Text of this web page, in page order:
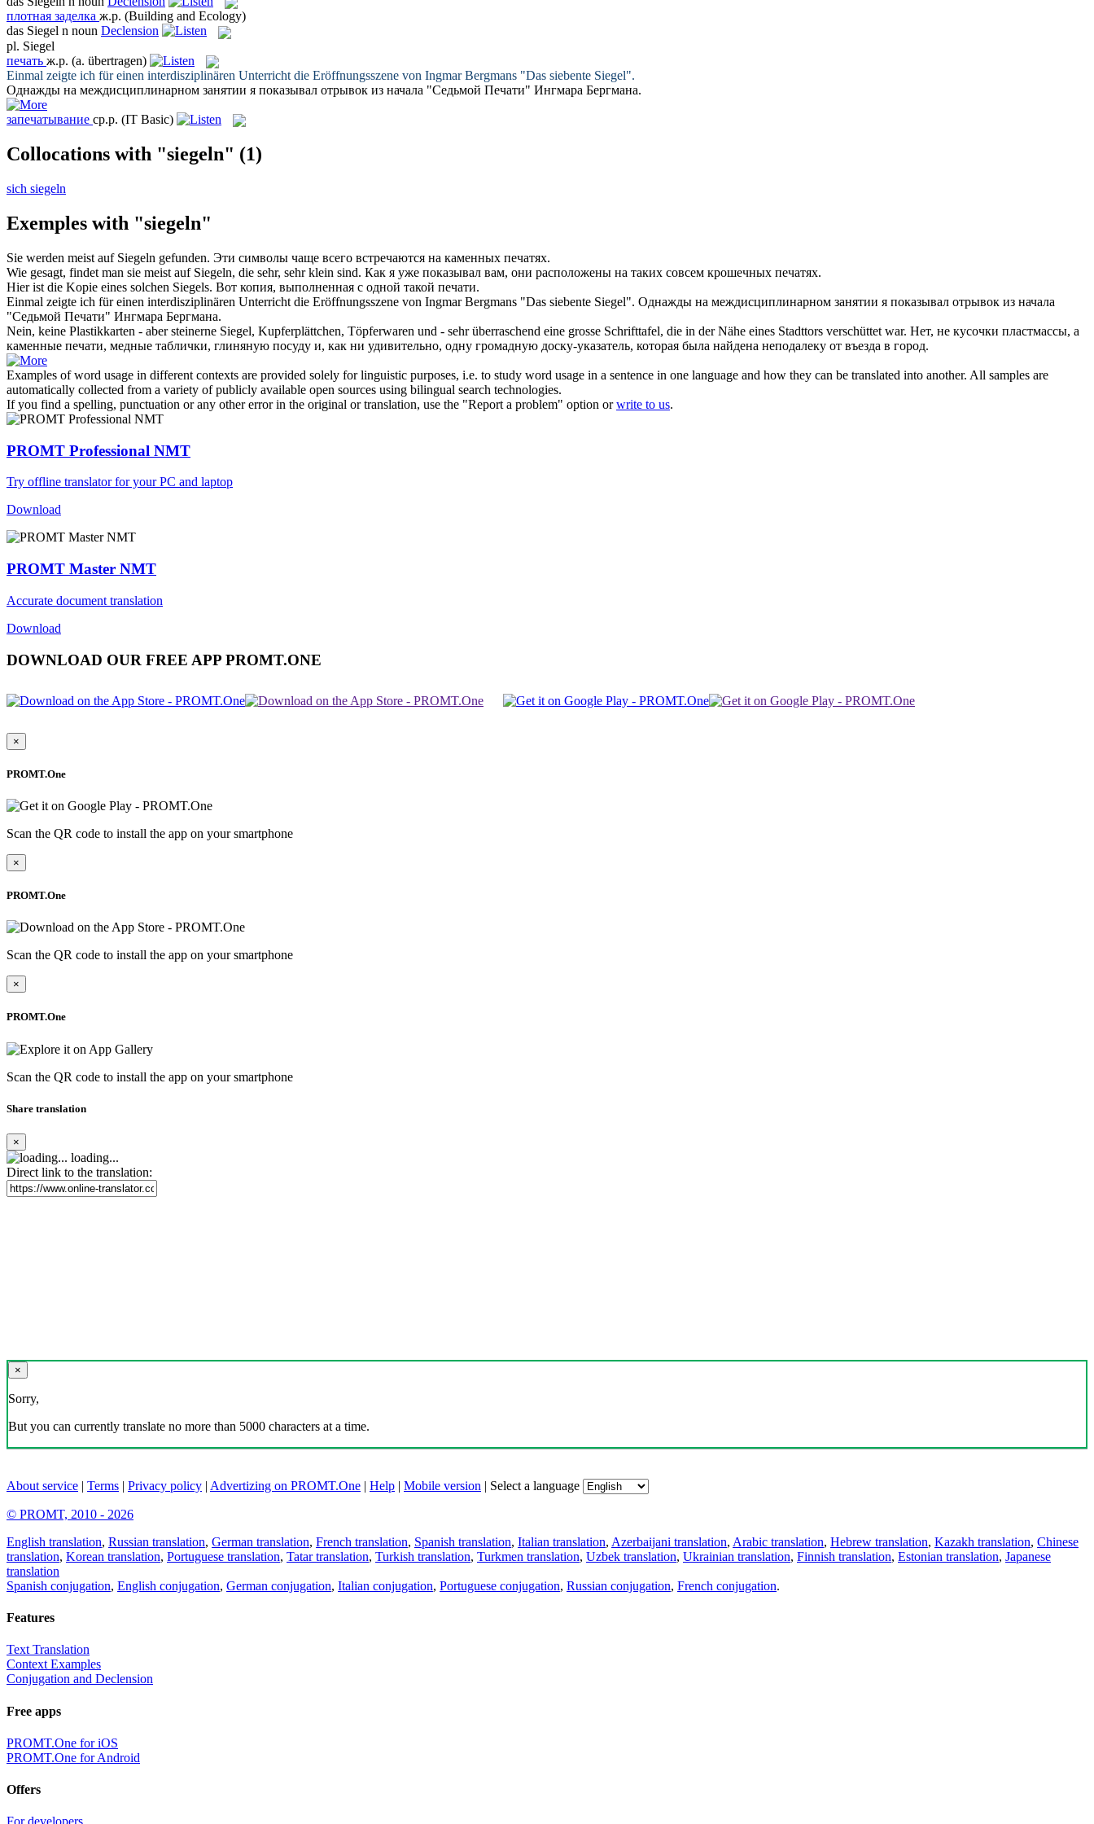
плотная заделка ж.р. (Building and Ecology)
das Siegel n noun Declension
pl. Siegel
печать ж.р. (a. übertragen)
Einmal zeigte ich für einen interdisziplinären Unterricht die Eröffnungsszene von Ingmar Bergmans "Das siebente Siegel".
Однажды на междисциплинарном занятии я показывал отрывок из начала "Седьмой Печати" Ингмара Бергмана.
запечатывание ср.р. (IT Basic)
Collocations with "siegeln" (1)
sich siegeln
Exemples with "siegeln"
Sie werden meist auf Siegeln gefunden. Эти символы чаще всего встречаются на каменных печатях.
Wie gesagt, findet man sie meist auf Siegeln, die sehr, sehr klein sind. Как я уже показывал вам, они расположены на таких совсем крошечных печатях.
Hier ist die Kopie eines solchen Siegels. Вот копия, выполненная с одной такой печати.
Einmal zeigte ich für einen interdisziplinären Unterricht die Eröffnungsszene von Ingmar Bergmans "Das siebente Siegel". Однажды на междисциплинарном занятии я показывал отрывок из начала
"Седьмой Печати" Ингмара Бергмана.
Nein, keine Plastikkarten - aber steinerne Siegel, Kupferplättchen, Töpferwaren und - sehr überraschend eine grosse Schrifttafel, die in der Nähe eines Stadttors verschüttet war. Нет, не кусочки пластмассы, а
каменные печати, медные таблички, глиняную посуду и, как ни удивительно, одну громадную доску-указатель, которая была найдена неподалеку от въезда в город.
Examples of word usage in different contexts are provided solely for linguistic purposes, i.e. to study word usage in a sentence in one language and how they can be translated into another. All samples are
automatically collected from a variety of publicly available open sources using bilingual search technologies.
If you find a spelling, punctuation or any other error in the original or translation, use the "Report a problem" option orwrite to us.
PROMT Professional NMT
Try offline translator for your PC and laptop
Download
PROMT Master NMT
Accurate document translation
Download
DOWNLOAD OUR FREE APP PROMT.ONE
×
PROMT.One
Scan the QR code to install the app on your smartphone
×
PROMT.One
Scan the QR code to install the app on your smartphone
×
PROMT.One
Scan the QR code to install the app on your smartphone
Share translation
×
loading...
Direct link to the translation:
×
Sorry,
But you can currently translate no more than 5000 characters at a time.
About service | Terms | Privacy policy | Advertizing on PROMT.One | Help | Mobile version | Select a language
© PROMT, 2010 - 2026
English translation, Russian translation, German translation, French translation, Spanish translation, Italian translation, Azerbaijani translation, Arabic translation, Hebrew translation, Kazakh translation, Chinese
translation, Korean translation, Portuguese translation, Tatar translation, Turkish translation, Turkmen translation, Uzbek translation, Ukrainian translation, Finnish translation, Estonian translation, Japanese
translation
Spanish conjugation, English conjugation, German conjugation, Italian conjugation, Portuguese conjugation, Russian conjugation, French conjugation.
Features
Text Translation
Context Examples
Conjugation and Declension
Free apps
PROMT.One for iOS
PROMT.One for Android
Offers